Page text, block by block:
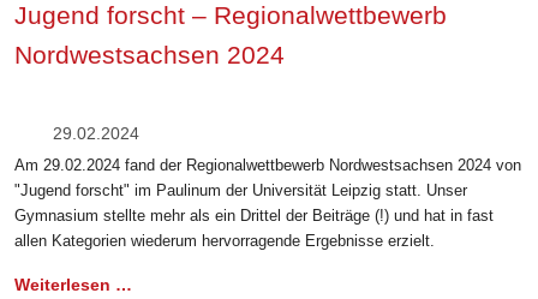
Jugend forscht – Regionalwettbewerb
Nordwestsachsen 2024
29.02.2024
Am 29.02.2024 fand der Regionalwettbewerb Nordwestsachsen 2024 von
"Jugend forscht" im Paulinum der Universität Leipzig statt. Unser
Gymnasium stellte mehr als ein Drittel der Beiträge (!) und hat in fast
allen Kategorien wiederum hervorragende Ergebnisse erzielt.
Weiterlesen …